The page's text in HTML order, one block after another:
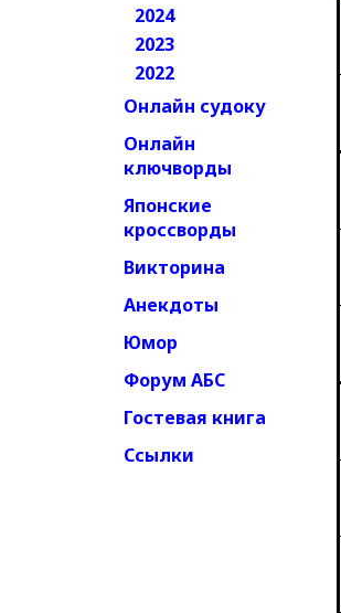
2024
2023
2022
Онлайн судоку
Онлайн
ключворды
Японские
кроссворды
Викторина
Анекдоты
Юмор
Форум АБС
Гостевая книга
Ссылки